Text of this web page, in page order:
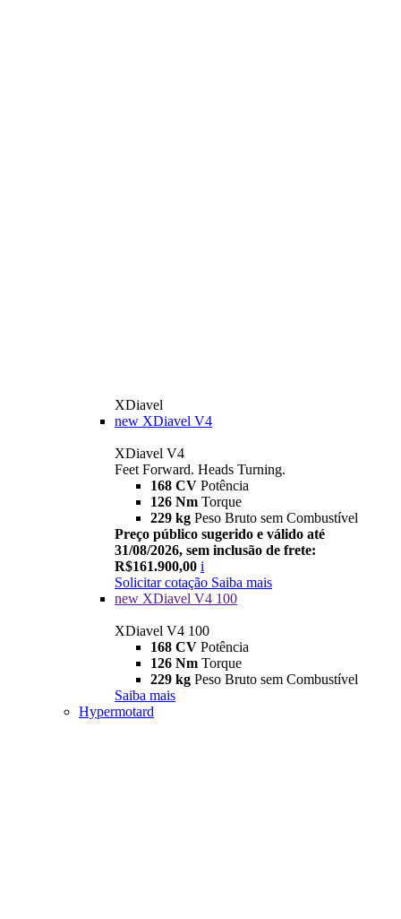
XDiavel
new XDiavel V4
XDiavel V4
Feet Forward. Heads Turning.
168 CV Potência
126 Nm Torque
229 kg Peso Bruto sem Combustível
Preço público sugerido e válido até
31/08/2026, sem inclusão de frete:
R$161.900,00 i
Solicitar cotação Saiba mais
new XDiavel V4 100
XDiavel V4 100
168 CV Potência
126 Nm Torque
229 kg Peso Bruto sem Combustível
Saiba mais
Hypermotard